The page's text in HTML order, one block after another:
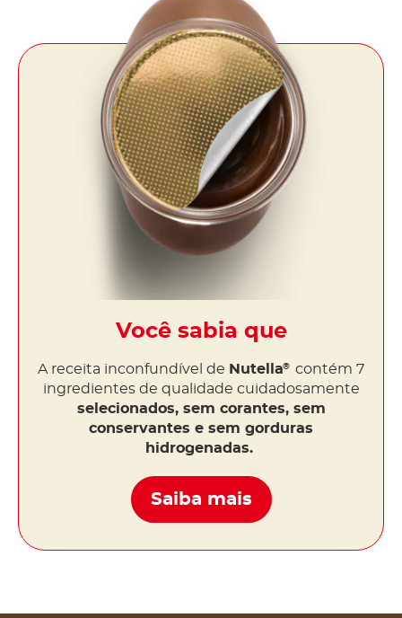
Você sabia que
A receita inconfundível de Nutella® contém 7
ingredientes de qualidade cuidadosamente
selecionados, sem corantes, sem
conservantes e sem gorduras
hidrogenadas.
Saiba mais